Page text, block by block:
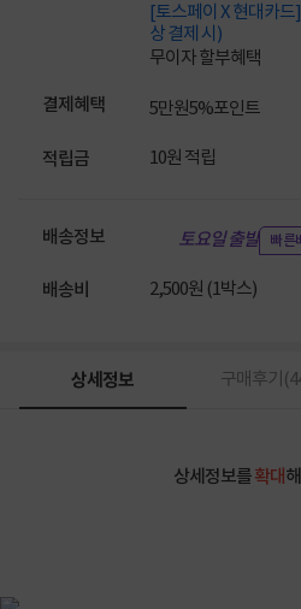
[토스페이 X 현대카드
상 결제 시)
무이자 할부혜택
결제혜택 5만원5%포인트
적립금 10원 적립
배송정보 토요일 출발 빠른
배송비 2,500원 (1박스)
상세정보 구매후기(
상세정보를확대